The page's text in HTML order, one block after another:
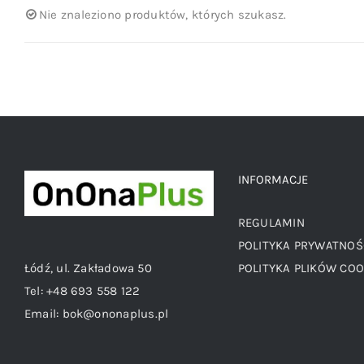
Nie znaleziono produktów, których szukasz.
Łódź, ul. Zakładowa 50
Tel:+48 693 558 122
Email: bok@ononaplus.pl
INFORMACJE
REGULAMIN
POLITYKA
POLITYKA PLIKÓW